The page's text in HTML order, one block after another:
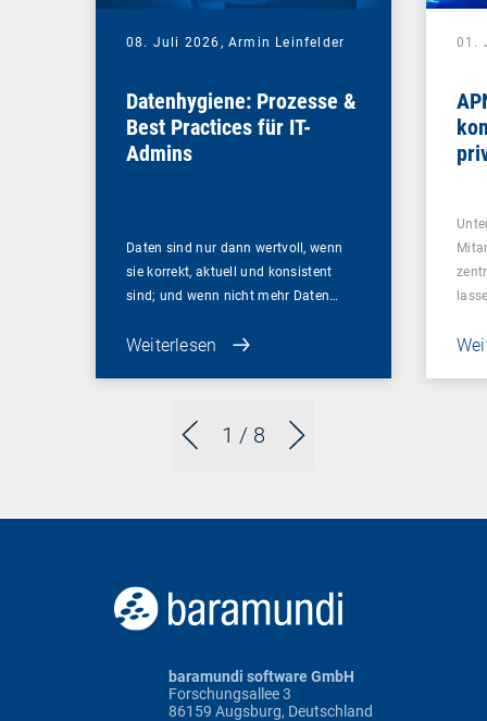
1 / 8
08. Juli 2026, Armin Leinfelder
Datenhygiene: Prozesse &
Best Practices für IT-
Admins
Daten sind nur dann wertvoll, wenn
sie korrekt, aktuell und konsistent
sind; und wenn nicht mehr Daten…
Weiterlesen
01.
baramundi software GmbH
Forschungsallee 3
86159 Augsburg, Deutschland